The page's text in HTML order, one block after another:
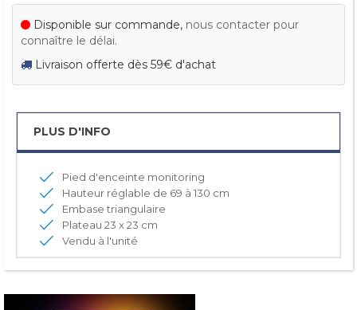
Disponible sur commande, nous contacter pour
connaître le délai.
Livraison offerte dès 59€ d'achat
PLUS D'INFO
Pied d'enceinte monitoring
Hauteur réglable de 69 à 130 cm
Embase triangulaire
Plateau 23 x 23 cm
Vendu à l'unité